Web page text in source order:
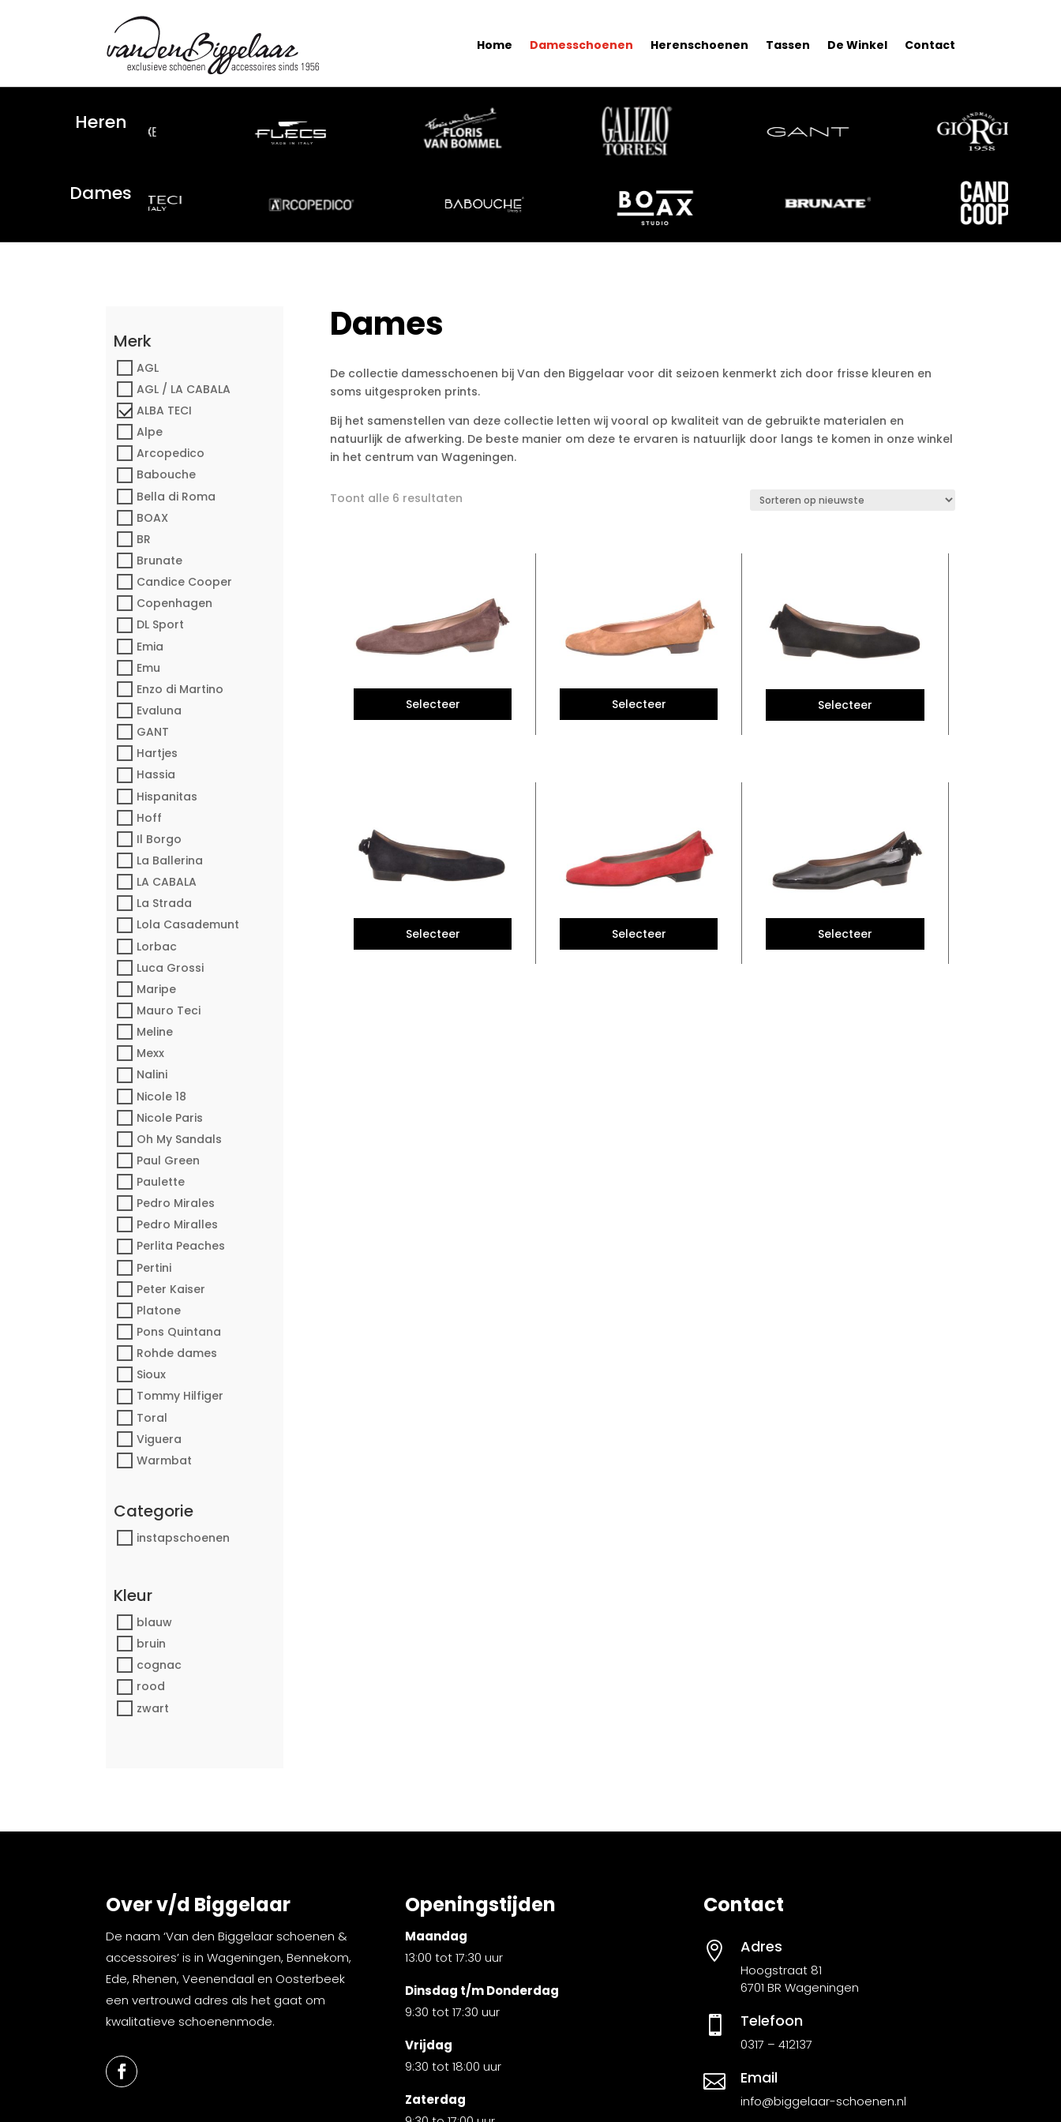
Home Damesschoenen Herenschoenen Tassen De Winkel Contact
Heren
Dames
Merk
AGL
AGL / LA CABALA
ALBA TECI
Alpe
Arcopedico
Babouche
Bella di Roma
BOAX
BR
Brunate
Candice Cooper
Copenhagen
DL Sport
Emia
Emu
Enzo di Martino
Evaluna
GANT
Hartjes
Hassia
Hispanitas
Hoff
Il Borgo
La Ballerina
LA CABALA
La Strada
Lola Casademunt
Lorbac
Luca Grossi
Maripe
Mauro Teci
Meline
Mexx
Nalini
Nicole 18
Nicole Paris
Oh My Sandals
Paul Green
Paulette
Pedro Mirales
Pedro Miralles
Perlita Peaches
Pertini
Peter Kaiser
Platone
Pons Quintana
Rohde dames
Sioux
Tommy Hilfiger
Toral
Viguera
Warmbat
Categorie
instapschoenen
Kleur
blauw
bruin
cognac
rood
zwart
Dames
De collectie damesschoenen bij Van den Biggelaar voor dit seizoen kenmerkt zich door frisse kleuren en
soms uitgesproken prints.
Bij het samenstellen van deze collectie letten wij vooral op kwaliteit van de gebruikte materialen en
natuurlijk de afwerking. De beste manier om deze te ervaren is natuurlijk door langs te komen in onze winkel
in het centrum van Wageningen.
Toont alle 6 resultatenGesorteerd
Over v/d Biggelaar
De naam ‘Van den Biggelaar schoenen &
accessoires’ is in Wageningen, Bennekom,
Ede, Rhenen, Veenendaal en Oosterbeek
een vertrouwd adres als het gaat om
kwalitatieve schoenenmode.
Openingstijden
Maandag
13:00 tot 17:30 uur
Dinsdag t/m Donderdag
9:30 tot 17:30 uur
Vrijdag
9:30 tot 18:00 uur
Zaterdag
Contact
 Adres
Hoogstraat 81
6701 BR Wageningen
 Telefoon
0317 – 412137
 Email
info@biggelaar-schoenen.nl